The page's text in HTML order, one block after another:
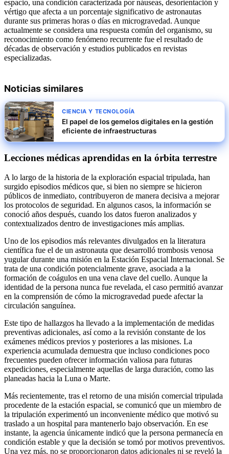
espacio, una condición caracterizada por náuseas, desorientación y
vértigo que afecta a un porcentaje significativo de astronautas
durante sus primeras horas o días en microgravedad. Aunque
actualmente se considera una respuesta común del organismo, su
reconocimiento como fenómeno recurrente fue el resultado de
décadas de observación y estudios publicados en revistas
especializadas.
Noticias similares
CIENCIA Y TECNOLOGÍA
El papel de los gemelos digitales en la gestión
eficiente de infraestructuras
Lecciones médicas aprendidas en la órbita terrestre
A lo largo de la historia de la exploración espacial tripulada, han
surgido episodios médicos que, si bien no siempre se hicieron
públicos de inmediato, contribuyeron de manera decisiva a mejorar
los protocolos de seguridad. En algunos casos, la información se
conoció años después, cuando los datos fueron analizados y
contextualizados dentro de investigaciones más amplias.
Uno de los episodios más relevantes divulgados en la literatura
científica fue el de un astronauta que desarrolló trombosis venosa
yugular durante una misión en la Estación Espacial Internacional. Se
trata de una condición potencialmente grave, asociada a la
formación de coágulos en una vena clave del cuello. Aunque la
identidad de la persona nunca fue revelada, el caso permitió avanzar
en la comprensión de cómo la microgravedad puede afectar la
circulación sanguínea.
Este tipo de hallazgos ha llevado a la implementación de medidas
preventivas adicionales, así como a la revisión constante de los
exámenes médicos previos y posteriores a las misiones. La
experiencia acumulada demuestra que incluso condiciones poco
frecuentes pueden ofrecer información valiosa para futuras
expediciones, especialmente aquellas de larga duración, como las
planeadas hacia la Luna o Marte.
Más recientemente, tras el retorno de una misión comercial tripulada
procedente de la estación espacial, se comunicó que un miembro de
la tripulación experimentó un inconveniente médico que motivó su
traslado a un hospital para mantenerlo bajo observación. En ese
instante, la agencia únicamente indicó que la persona permanecía en
condición estable y que la decisión se tomó por motivos preventivos.
Una vez más, no se proporcionaron datos adicionales ni se reveló la